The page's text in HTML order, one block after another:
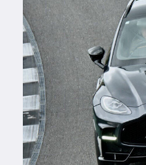
特集&連載記事
Feature
Series